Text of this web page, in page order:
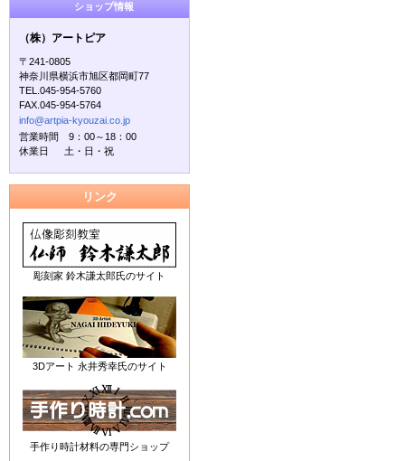
ショップ情報
（株）アートピア
〒241-0805
神奈川県横浜市旭区都岡町77
TEL.045-954-5760
FAX.045-954-5764
info@artpia-kyouzai.co.jp
営業時間 9：00～18：00
休業日 土・日・祝
リンク
彫刻家 鈴木謙太郎氏のサイト
3Dアート 永井秀幸氏のサイト
手作り時計材料の専門ショップ